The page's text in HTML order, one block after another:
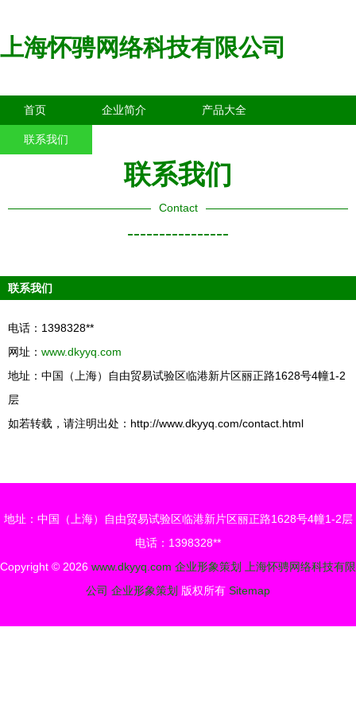
上海怀骋网络科技有限公司
首页 企业简介 产品大全
联系我们
联系我们
Contact
----------------
联系我们
电话：1398328**
网址： www.dkyyq.com
地址：中国（上海）自由贸易试验区临港新片区丽正路1628号4幢1-2
层
如若转载，请注明出处：http://www.dkyyq.com/contact.html
地址：中国（上海）自由贸易试验区临港新片区丽正路1628号4幢1-2层
电话：1398328**
Copyright © 2026 www.dkyyq.com 企业形象策划
上海怀骋网络科技有限
公司 企业形象策划 版权所有 Sitemap